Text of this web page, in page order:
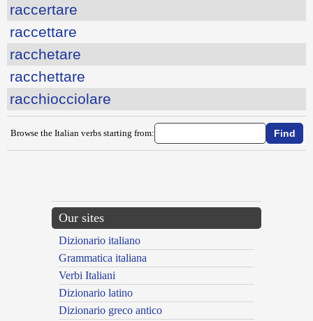
raccertare
raccettare
racchetare
racchettare
racchiocciolare
Browse the Italian verbs starting from:
Our sites
Dizionario italiano
Grammatica italiana
Verbi Italiani
Dizionario latino
Dizionario greco antico